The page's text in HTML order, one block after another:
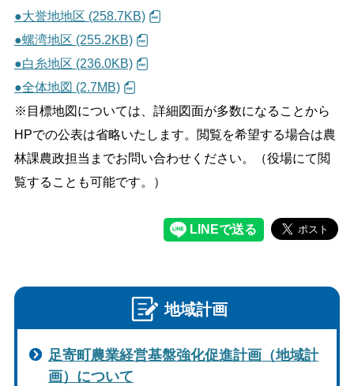
●大誉地地区 (258.7KB)
●螺湾地区 (255.2KB)
●白糸地区 (236.0KB)
●全体地図 (2.7MB)
※目標地図については、詳細図面が多数になることから
HPでの公表は省略いたします。閲覧を希望する場合は農
林課農政担当までお問い合わせください。（役場にて閲
覧することも可能です。）
地域計画
足寄町農業経営基盤強化促進計画（地域計
画）について